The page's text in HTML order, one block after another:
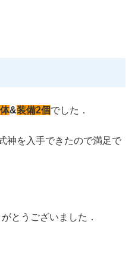
&装備2個でした．
神を入手できたので満足で
とうございました．